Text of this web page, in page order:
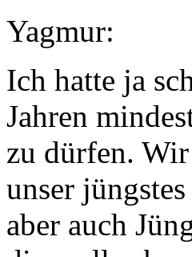
Yagmur:
Ich hatte ja
Jahren
zu dürfen.
unser
aber auch